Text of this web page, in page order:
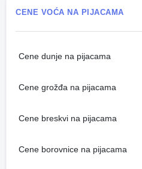
CENE VOĆA NA PIJACAMA
Cene dunje na pijacama
Cene grožđa na pijacama
Cene breskvi na pijacama
Cene borovnice na pijacama